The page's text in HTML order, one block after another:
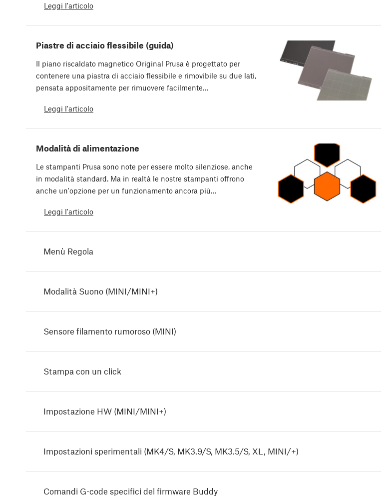
Leggi l'articolo
Piastre di acciaio flessibile (guida)
Il piano riscaldato magnetico Original Prusa è progettato per
contenere una piastra di acciaio flessibile e rimovibile su due lati,
pensata appositamente per rimuovere facilmente…
Leggi l'articolo
Modalità di alimentazione
Le stampanti Prusa sono note per essere molto silenziose, anche
in modalità standard. Ma in realtà le nostre stampanti offrono
anche un'opzione per un funzionamento ancora più…
Leggi l'articolo
Menù Regola
Modalità Suono (MINI/MINI+)
Sensore filamento rumoroso (MINI)
Stampa con un click
Impostazione HW (MINI/MINI+)
Impostazioni sperimentali (MK4/S, MK3.9/S, MK3.5/S, XL, MINI/+)
Comandi G-code specifici del firmware Buddy